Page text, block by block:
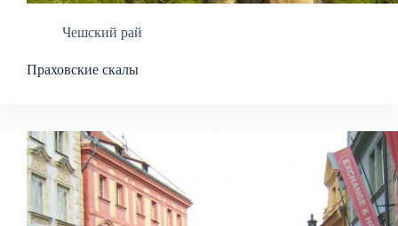
Чешский рай
Праховские скалы